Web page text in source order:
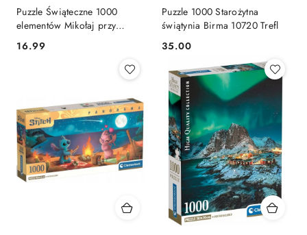
Puzzle Świąteczne 1000
elementów Mikołaj przy
Kominku 10922 Trefl Coca
Cola
Cena:
16.99
Puzzle 1000 Starożytna
świątynia Birma 10720 Trefl
Cena:
35.00